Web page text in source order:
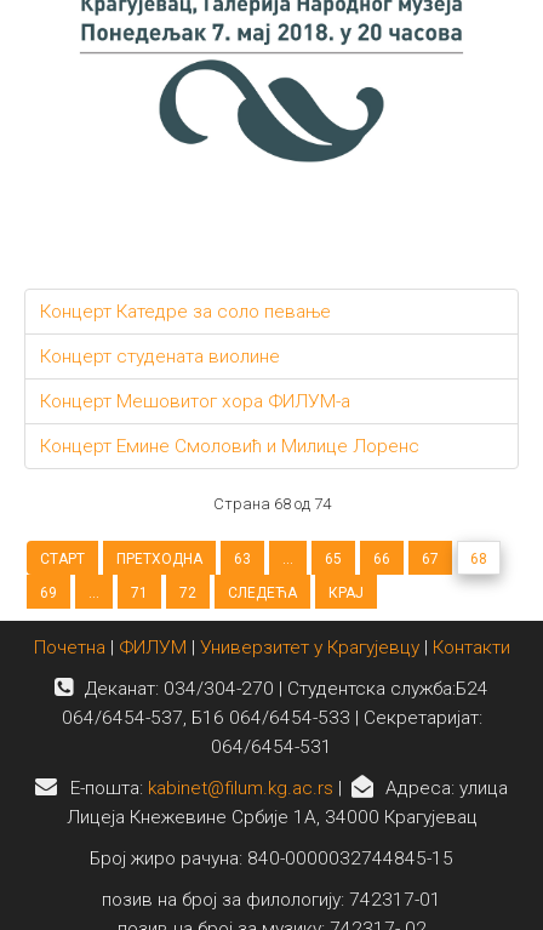
Концерт Катедре за соло певање
Концерт студената виолине
Концерт Мешовитог хора ФИЛУМ-а
Концерт Емине Смоловић и Милице Лоренс
Страна 68 од 74
СТАРТ ПРЕТХОДНА 63 ... 65 66 67
68
69
... 71 72 СЛЕДЕЋА КРАЈ
Почетна | ФИЛУМ | Универзитет у Крагујевцу| Контакти
Деканат: 034/304-270 | Студентска служба:Б24
064/6454-537, Б16 064/6454-533 | Секретаријат:
064/6454-531
E-пошта: kabinet@filum.kg.ac.rs |
Адреса: улица
Лицеја Кнежевине Србије 1А, 34000 Крагујевац
Број жиро рачуна: 840-0000032744845-15
позив на број за филологију: 742317-01